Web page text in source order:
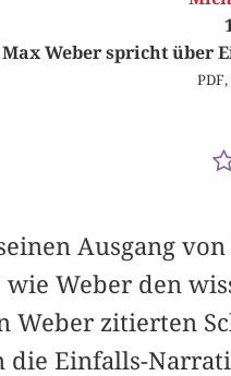
Max Weber spricht über
Ausgang
wie Weber den
Weber zitierten
die Einfalls-